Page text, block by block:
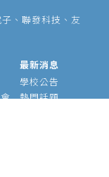
、聯發科技、友
最新消息
學校公告
熱門話題